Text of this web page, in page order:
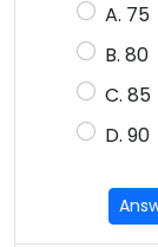
A. 75
B. 80
C. 85
D. 90